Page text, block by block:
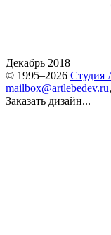
Декабрь 2018
© 1995–2026 Студия
mailbox@artlebedev.ru,
Заказать дизайн...